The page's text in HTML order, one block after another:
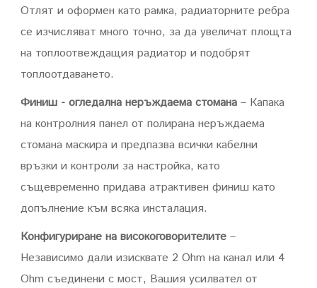
Отлят и оформен като рамка, радиаторните ребра
се изчисляват много точно, за да увеличат площта
на топлоотвеждащия радиатор и подобрят
топлоотдаването.
Финиш - огледална неръждаема стомана – Капака
на контролния панел от полирана неръждаема
стомана маскира и предпазва всички кабелни
връзки и контроли за настройка, като
същевременно придава атрактивен финиш като
допълнение към всяка инсталация.
Конфигуриране на високоговорителите –
Независимо дали изисквате 2 Ohm на канал или 4
Ohm съединени с мост, Вашия усилвател от